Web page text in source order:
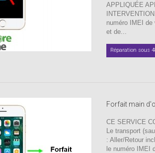
APPLIQUÉE
numéro IMEI de
et de...
Réparation sous
Forfait main
CE SERVICE
Le transport
: Aller/Retour
le numéro IMEI